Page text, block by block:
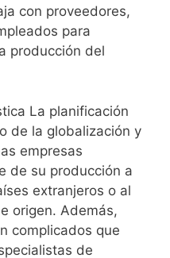
con proveedores,
para
producción del
La planificación
de la globalización y
empresas
de su producción a
extranjeros o al
origen. Además,
complicados que
de